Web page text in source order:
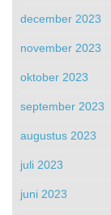
december 2023
november 2023
oktober 2023
september 2023
augustus 2023
juli 2023
juni 2023